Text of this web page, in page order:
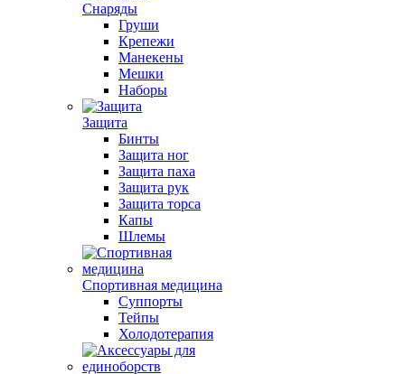
Снаряды
Груши
Крепежи
Манекены
Мешки
Наборы
Защита
Бинты
Защита ног
Защита паха
Защита рук
Защита торса
Капы
Шлемы
Спортивная медицина
Суппорты
Тейпы
Холодотерапия